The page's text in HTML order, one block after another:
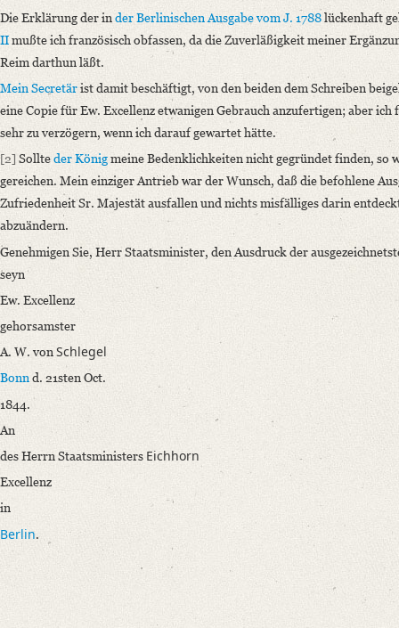
Manuscript
Provider: Dresden, Sächsische Landesbibliothek - Staats- und
OAI Id: id-512528756
Classification Number: Mscr.Dresd.e.90,LXXV,Nr.2b(2)
Number of Pages: 2 S., m. U.
Incipit: „[1] Hochzuverehrender Herr Staatsminister!
Anbei habe ich die Ehre, die von mir gehorsamst beantragte und
Language
German
Bamberg, Claudia
Die Erklärung der inder Berlinischen Ausgabe vom J. 1788lückenhaft
IImußte ich französisch obfassen, da die Zuverläßigkeit meiner
Reim darthun läßt.
Mein Secretärist damit beschäftigt, von den beiden dem Schreiben
eine Copie für Ew. Excellenz etwanigen Gebrauch anzufertigen; aber ich
sehr zu verzögern, wenn ich darauf gewartet hätte.
[2] Sollteder Königmeine Bedenklichkeiten nicht gegründet finden, so
gereichen. Mein einziger Antrieb war der Wunsch, daß die befohlene
Zufriedenheit Sr. Majestät ausfallen und nichts misfälliges darin
abzuändern.
Genehmigen Sie, Herr Staatsminister, den Ausdruck der
seyn
Ew. Excellenz
gehorsamster
A. W. vonSchlegel
Bonnd. 21sten Oct.
1844.
An
des Herrn Staatsministers Eichhorn
Excellenz
in
Berlin.